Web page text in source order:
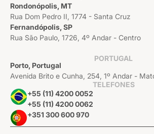
Rondonópolis, MT
Rua Dom Pedro II, 1774 - Santa Cruz
Fernandópolis, SP
Rua São Paulo, 1726, 4º Andar - Centro
PORTUGAL
Porto, Portugal
Avenida Brito e Cunha, 254, 1º Andar -
TELEFONES
+55 (11) 4200 0052
+55 (11) 4200 0062
+351 300 600 970